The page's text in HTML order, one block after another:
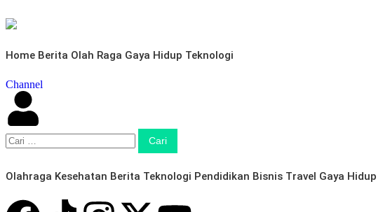
Home Berita Olah Raga Gaya Hidup Teknologi
Channel
Olahraga Kesehatan Berita Teknologi Pendidikan Bisnis Travel Gaya Hidup